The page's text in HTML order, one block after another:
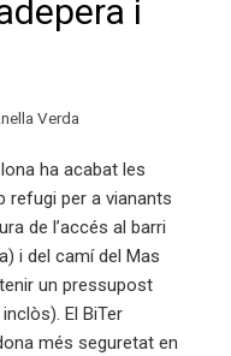
i
Verda
ha acabat les
refugi per a vianants
de l’accés al barri
i del camí del Mas
un pressupost
El BiTer
més seguretat en